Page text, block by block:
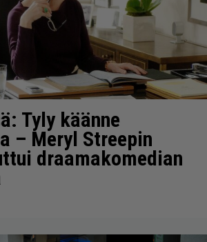
Tyly käänne
– Meryl Streepin
draamakomedian